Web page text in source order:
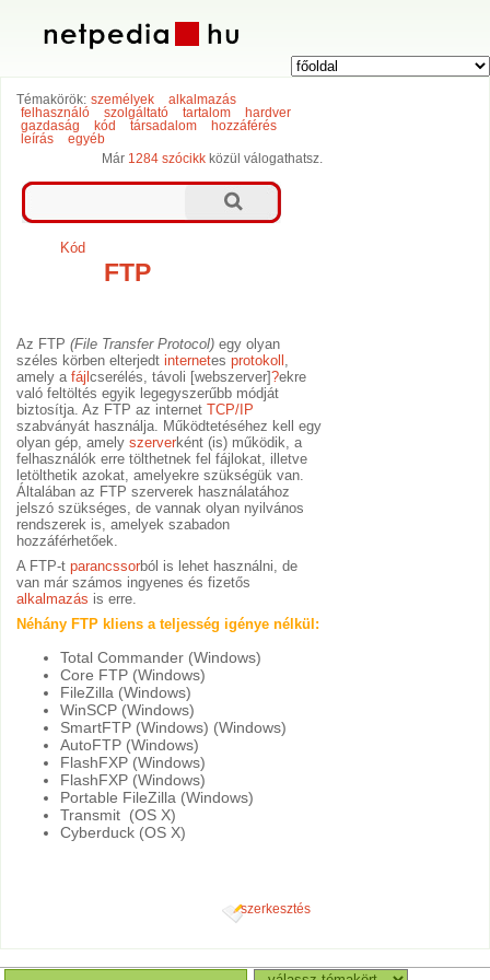
Témakörök: személyek
alkalmazás
felhasználó
szolgáltató tartalom
hardver
gazdaság
kód társadalom
hozzáférés
leírás
egyéb
Már 1284 szócikk közül válogathatsz.
Kód
FTP
Az FTP(File Transfer Protocol) egy olyan
széles körben elterjedtinternetesprotokoll ,
amely afájlcserélés, távoli [webszerver]?ekre
való feltöltés egyik legegyszerűbb módját
biztosítja. Az FTP az internetTCP/IP
szabványát használja. Működtetéséhez kell egy
olyan gép, amelyszerverként (is) működik, a
felhasználók erre tölthetnek fel fájlokat, illetve
letölthetik azokat, amelyekre szükségük van.
Általában az FTP szerverek használatához
jelszó szükséges, de vannak olyan nyilvános
rendszerek is, amelyek szabadon
hozzáférhetőek.
A FTP-tparancssorból is lehet használni, de
van már számos ingyenes és fizetős
alkalmazás is erre.
Néhány FTP kliens a teljesség igénye nélkül:
Total Commander (Windows)
Core FTP (Windows)
FileZilla (Windows)
WinSCP (Windows)
SmartFTP (Windows) (Windows)
AutoFTP (Windows)
FlashFXP (Windows)
FlashFXP (Windows)
Portable FileZilla (Windows)
Transmit (OS X)
Cyberduck (OS X)
szerkesztés